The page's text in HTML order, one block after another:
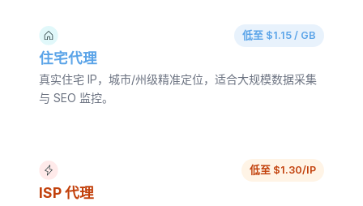
低至 $1.15 / GB
住宅代理
真实住宅 IP，城市/州级精准定位，适合大规模数据采集
与 SEO 监控。
低至 $1.30/IP
ISP 代理